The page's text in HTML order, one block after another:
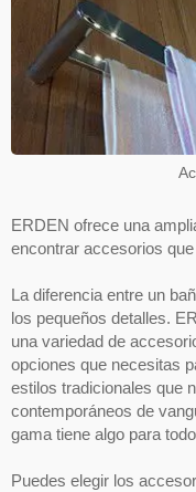
ERDEN ofrece una
encontrar accesorios
La diferencia entre un
los pequeños detalles.
una variedad de
opciones que necesitas
estilos tradicionales que
contemporáneos de
gama tiene algo para
Puedes elegir los